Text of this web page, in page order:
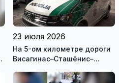
23 июля 2026
На 5-ом километре дороги
Висагинас–Сташёнис–
машине, наден мертвый